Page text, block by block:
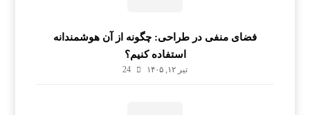
فضای منفی در طراحی: چگونه از آن هوشمندانه
استفاده کنیم؟
تیر ۱۲, ۱۴۰۵ 24